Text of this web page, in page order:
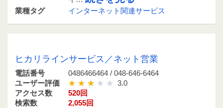
業種タグ インターネット関連サービス
ヒカリラインサービス／ネット営業
電話番号
0486466464 / 048-646-6464
ユーザー評価
3.0
アクセス数
520回
検索数
2,055回